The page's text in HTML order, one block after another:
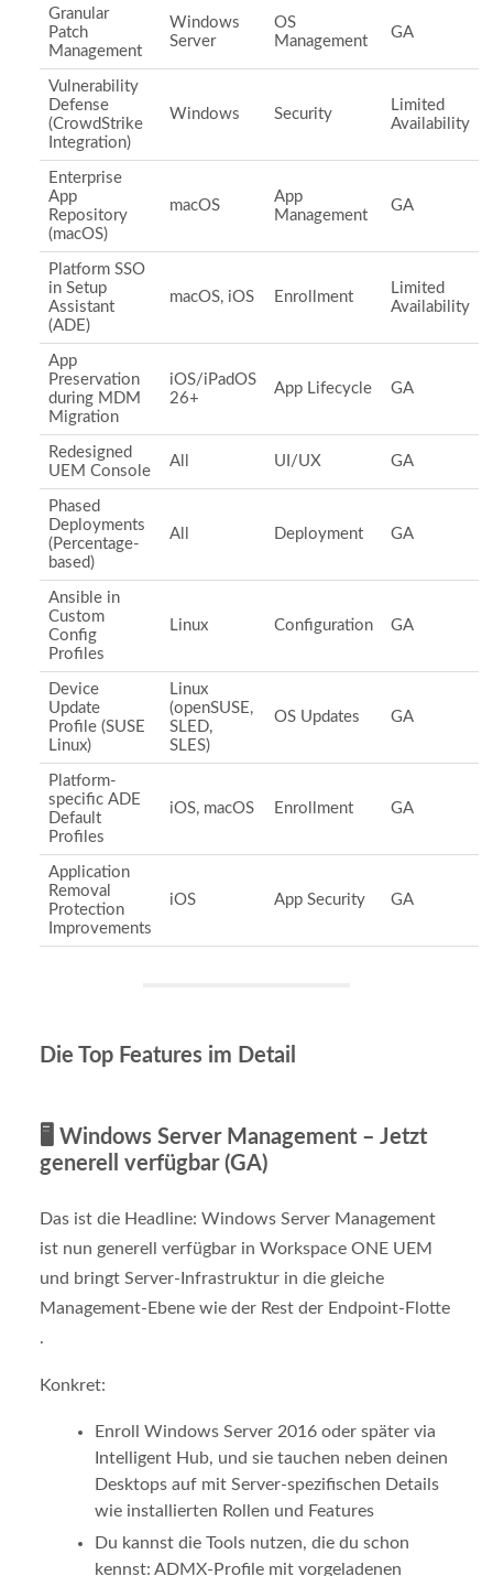
Granular
Patch
Management
Windows
Server
OS
Management
GA
Vulnerability
Defense
(CrowdStrike
Integration)
Windows Security
Limited
Availability
Enterprise
App
Repository
(macOS)
macOS
App
Management
GA
Platform SSO
in Setup
Assistant
(ADE)
macOS, iOS Enrollment
Limited
Availability
App
Preservation
during MDM
Migration
iOS/iPadOS
26+
App Lifecycle GA
Redesigned
UEM Console
All UI/UX GA
Phased
Deployments
(Percentage-
based)
All Deployment GA
Ansible in
Custom
Config
Profiles
Linux Configuration GA
Device
Update
Profile (SUSE
Linux)
Linux
(openSUSE,
SLED,
SLES)
OS Updates GA
Platform-
specific ADE
Default
Profiles
iOS, macOS Enrollment GA
Application
Removal
Protection
Improvements
iOS App Security GA
Die Top Features im Detail
🖥️ Windows Server Management – Jetzt
generell verfügbar (GA)
Das ist die Headline: Windows Server Management
ist nun generell verfügbar in Workspace ONE UEM
und bringt Server-Infrastruktur in die gleiche
Management-Ebene wie der Rest der Endpoint-Flotte
.
Konkret:
Enroll Windows Server 2016 oder später via
Intelligent Hub, und sie tauchen neben deinen
Desktops auf mit Server-spezifischen Details
wie installierten Rollen und Features
Du kannst die Tools nutzen, die du schon
kennst: ADMX-Profile mit vorgeladenen